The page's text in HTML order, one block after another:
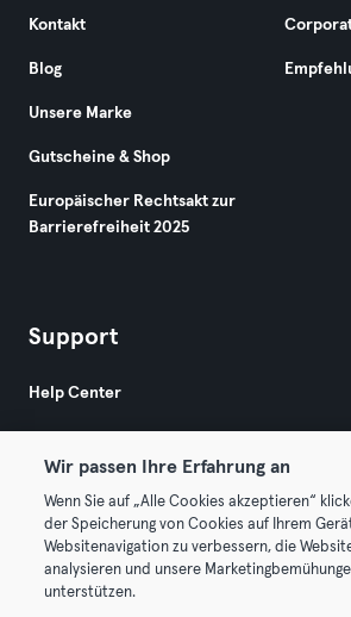
Kontakt
Blog
Unsere Marke
Gutscheine & Shop
Europäischer Rechtsakt zur
Barrierefreiheit 2025
Support
Help Center
© 2026 Urban Sports Group GmbH.
AGB Datenschutz
Wir passen Ihre Erfahrung an
Wenn Sie auf „Alle Cookies akzeptieren“
der Speicherung von Cookies auf Ihrem
Websitenavigation zu verbessern, die
analysieren und unsere
unterstützen.